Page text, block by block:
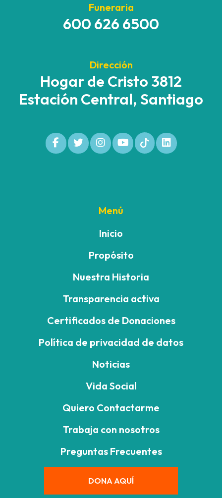
Funeraria
600 626 6500
Dirección
Hogar de Cristo 3812
Estación Central, Santiago
Menú
Inicio
Propósito
Nuestra Historia
Transparencia activa
Certificados de Donaciones
Política de privacidad de datos
Noticias
Vida Social
Quiero Contactarme
Trabaja con nosotros
Preguntas Frecuentes
DONA AQUÍ